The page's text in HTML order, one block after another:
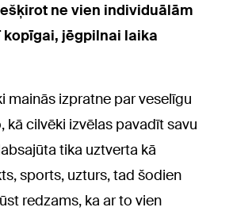
ne vien individuālām
kopīgai, jēgpilnai laika
mainās izpratne par veselīgu
kā cilvēki izvēlas pavadīt savu
tika uztverta kā
sports, uzturs, tad šodien
redzams, ka ar to vien